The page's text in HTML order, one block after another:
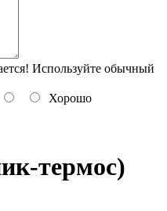
Используйте обычный
Хорошо
термос)